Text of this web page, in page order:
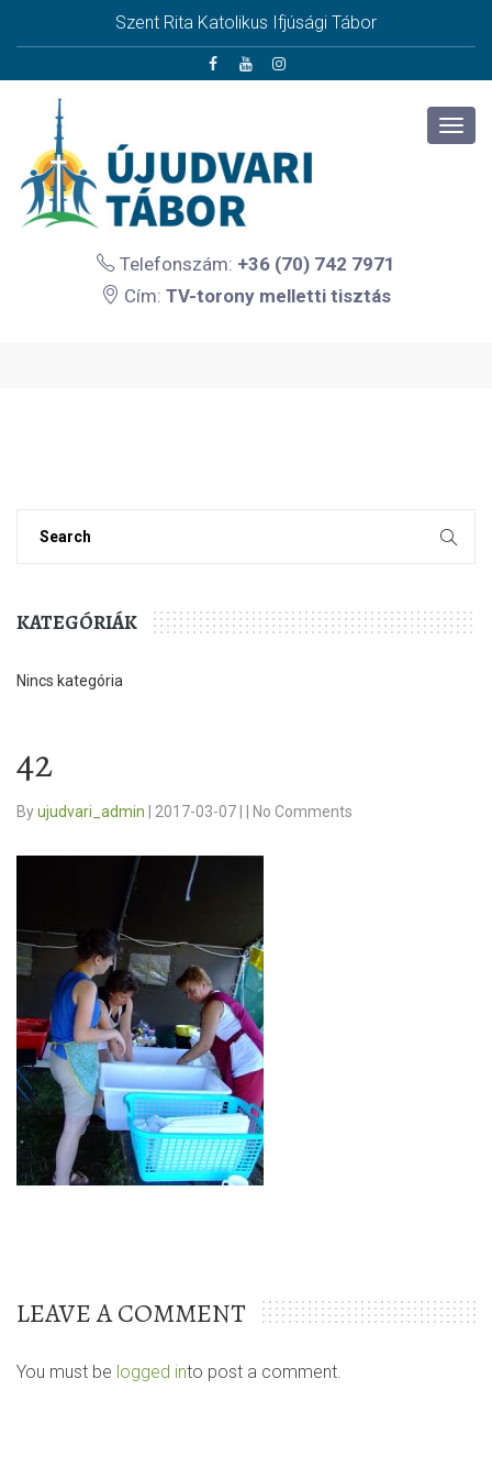
Szent Rita Katolikus Ifjúsági Tábor
Telefonszám: +36 (70) 742 7971
Cím: TV-torony melletti tisztás
KATEGÓRIÁK
Nincs kategória
42
Byujudvari_admin 2017-03-07 No Comments
LEAVE A COMMENT
You must be logged into post a comment.